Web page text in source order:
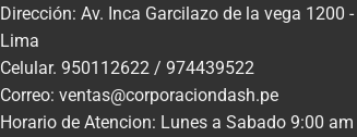
Dirección: Av. Inca Garcilazo de la vega 1200
Lima
Celular. 950112622 / 974439522
Correo: ventas@corporaciondash.pe
Horario de Atencion: Lunes a Sabado 9:00